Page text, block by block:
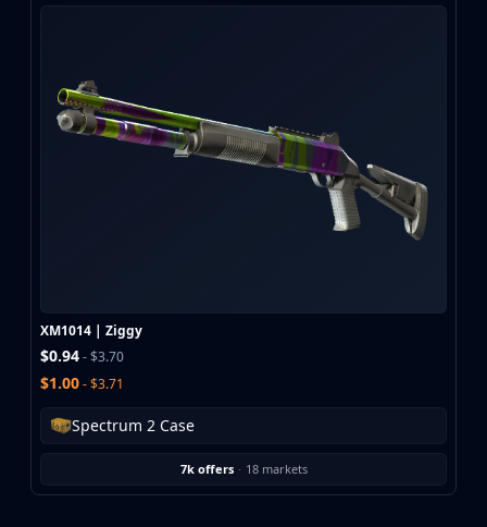
XM1014 | Ziggy
$0.94- $3.70
$1.00- $3.71
Spectrum 2 Case
7k offers · 18 markets